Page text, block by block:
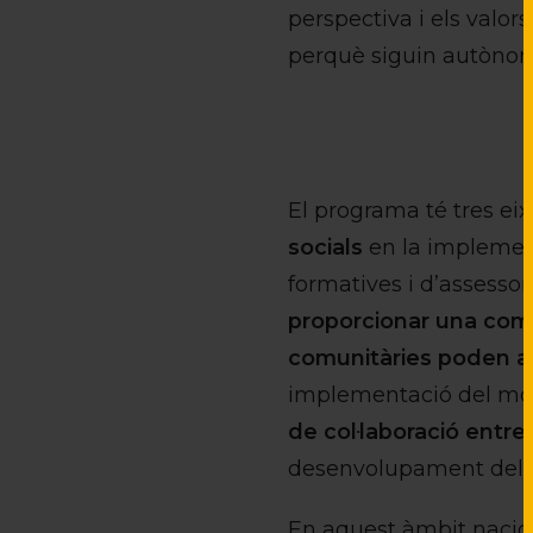
perspectiva i els
perquè siguin
El programa té tres
socials en la
formatives i
proporcionar una
comunitàries poden
implementació del
de col·laboració
desenvolupament del